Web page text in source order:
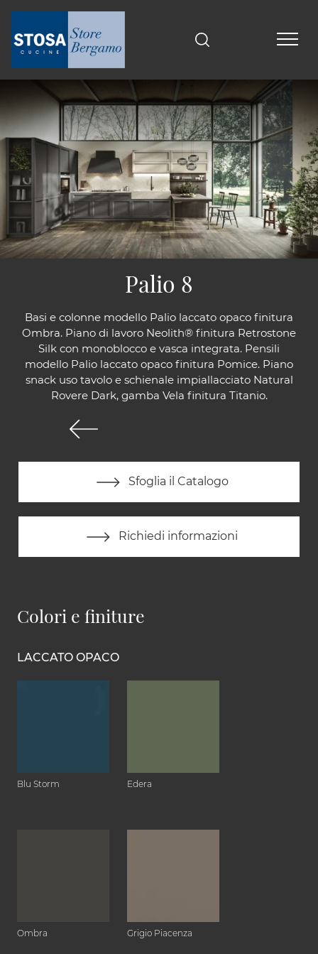
Basi e colonne modello Palio laccato opaco finitura
Ombra. Piano di lavoro Neolith® finitura Retrostone
Silk con monoblocco e vasca integrata. Pensili
modello Palio laccato opaco finitura Pomice. Piano
snack uso tavolo e schienale impiallacciato Natural
Rovere Dark, gamba Vela finitura Titanio.
Sfoglia il Catalogo
Richiedi informazioni
Palio 8
Colori e finiture
LACCATO OPACO
Blu Storm Edera
Ombra Grigio Piacenza